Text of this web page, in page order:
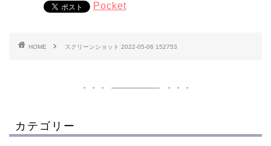
Pocket
HOME スクリーンショット 2022-05-06 152753
カテゴリー